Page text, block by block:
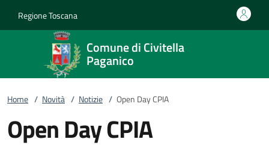
Regione Toscana
Comune di Civitella
Paganico
Home / Novità / Notizie / Open Day CPIA
Open Day CPIA